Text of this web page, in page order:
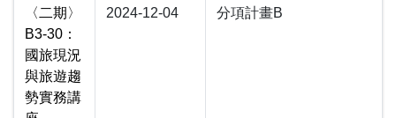
〈二期〉
B3-30：
國旅現況
與旅遊趨
勢實務講
2024-12-04 分項計畫B